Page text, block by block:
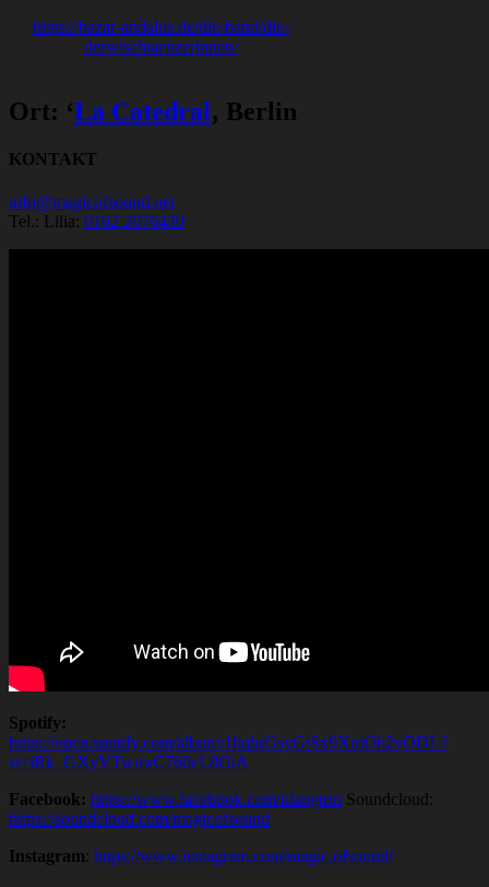
https://bazar-andalus.de/die-band/die-
derwischtaenzerinnen/
Ort: ‘La Catedral‚ Berlin
KONTAKT
info@magicofsound.net
Tel.: Lilia: 0162 2076430
Spotify:
https://open.spotify.com/album/1hqhrGsyGtSx9XmOh2yODL?
si=iRk_GXyVTwmrC760cL8GtA
Facebook: https://www.facebook.com/klangtrio Soundcloud:
https://soundcloud.com/magicofsound
Instagram: https://www.instagram.com/magic.ofsound/